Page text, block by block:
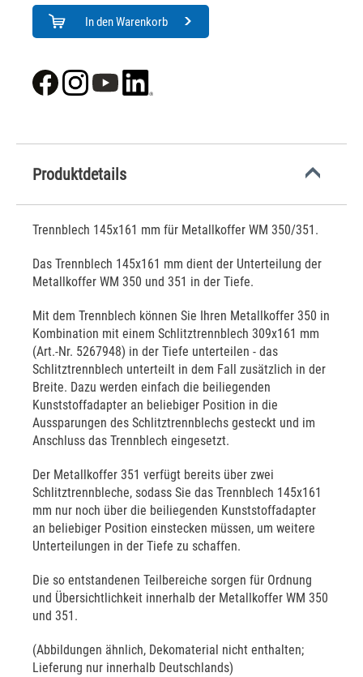
In den Warenkorb
Produktdetails
Trennblech 145x161 mm für Metallkoffer WM 350/351.
Das Trennblech 145x161 mm dient der Unterteilung der
Metallkoffer WM 350 und 351 in der Tiefe.
Mit dem Trennblech können Sie Ihren Metallkoffer 350 in
Kombination mit einem Schlitztrennblech 309x161 mm
(Art.-Nr. 5267948) in der Tiefe unterteilen - das
Schlitztrennblech unterteilt in dem Fall zusätzlich in der
Breite. Dazu werden einfach die beiliegenden
Kunststoffadapter an beliebiger Position in die
Aussparungen des Schlitztrennblechs gesteckt und im
Anschluss das Trennblech eingesetzt.
Der Metallkoffer 351 verfügt bereits über zwei
Schlitztrennbleche, sodass Sie das Trennblech 145x161
mm nur noch über die beiliegenden Kunststoffadapter
an beliebiger Position einstecken müssen, um weitere
Unterteilungen in der Tiefe zu schaffen.
Die so entstandenen Teilbereiche sorgen für Ordnung
und Übersichtlichkeit innerhalb der Metallkoffer WM 350
und 351.
(Abbildungen ähnlich, Dekomaterial nicht enthalten;
Lieferung nur innerhalb Deutschlands)